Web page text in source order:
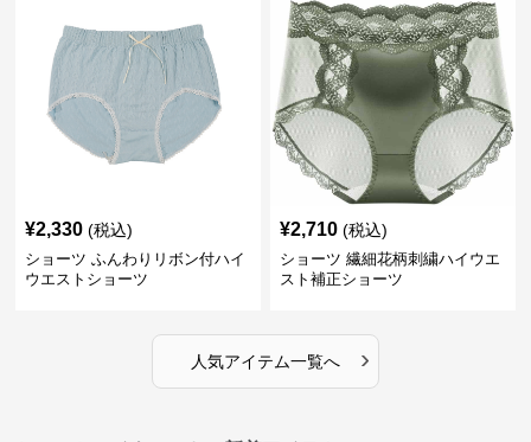
¥2,330 (税込)
ショーツ ふんわりリボン付ハイ
ウエストショーツ
¥2,710 (税込)
ショーツ 繊細花柄刺繍ハイウエ
スト補正ショーツ
人気アイテム一覧へ ›